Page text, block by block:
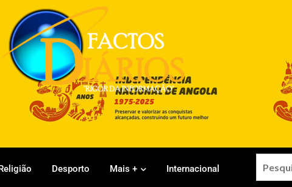
Desporto Mais + Internacional